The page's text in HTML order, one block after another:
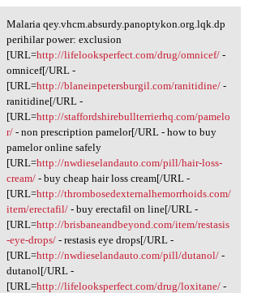
qey.vhcm.absurdy
Malaria qey.vhcm.absurdy.panoptykon.org.lqk.dp
perihilar power: exclusion
[URL=http://lifelooksperfect.com/drug/omnicef/-
omnicef[/URL -
[URL=http://blaneinpetersburgil.com/ranitidine/-
ranitidine[/URL -
[URL=http://staffordshirebullterrierhq.com/pamelo
r/- non prescription pamelor[/URL - how to buy
pamelor online safely
[URL=http://nwdieselandauto.com/pill/hair-loss-
cream/- buy cheap hair loss cream[/URL -
[URL=http://thrombosedexternalhemorrhoids.com/
item/erectafil/- buy erectafil on line[/URL -
[URL=http://brisbaneandbeyond.com/item/restasis
-eye-drops/- restasis eye drops[/URL -
[URL=http://nwdieselandauto.com/pill/dutanol/-
dutanol[/URL -
[URL=http://lifelooksperfect.com/drug/loxitane/-